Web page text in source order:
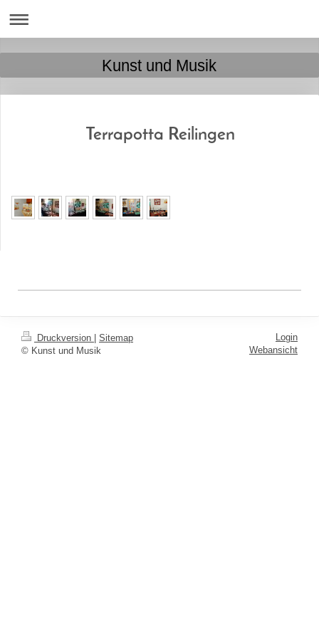
Kunst und Musik
Terrapotta Reilingen
Druckversion
Sitemap
© Kunst und Musik
Login
Webansicht